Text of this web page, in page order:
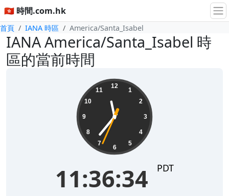
🇭🇰 時間.com.hk
首頁 IANA 時區 America/Santa_Isabel
IANA America/Santa_Isabel 時
區的當前時間
12
1
2
3
4
5
6
7
8
9
10
11
11:42:17 PDT